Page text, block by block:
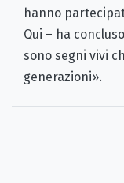
hanno
Qui – ha
sono segni vivi
generazioni».